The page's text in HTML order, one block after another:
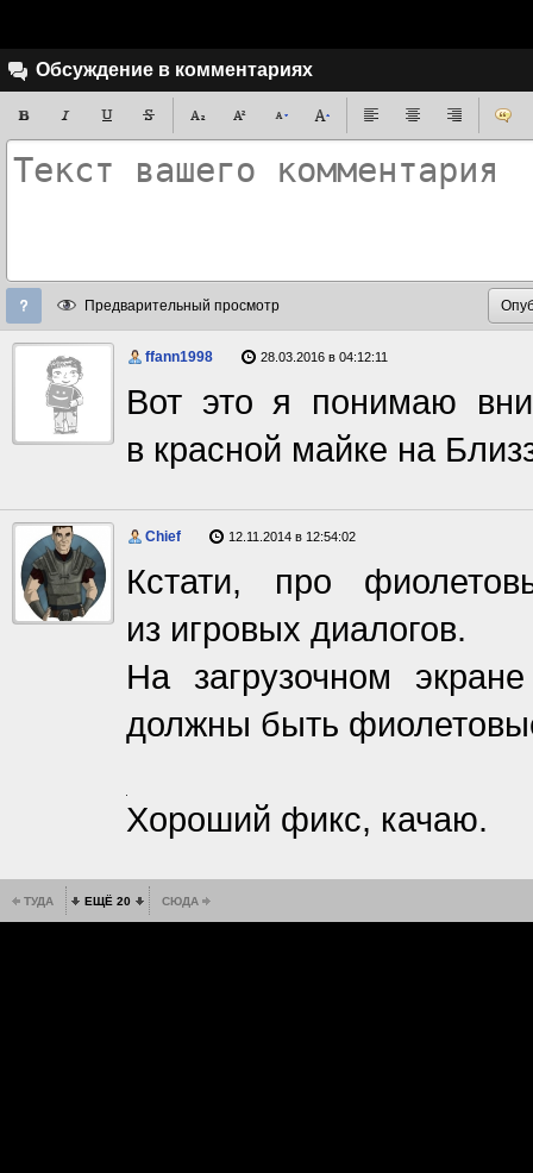
Обсуждение в комментариях
Предварительный просмотр
ffann1998 28.03.2016 в 04:12:11
Вот это я понимаю
в красной майке на
Chief 12.11.2014 в 12:54:02
Кстати, про
из игровых диалогов.
На загрузочном
должны быть
Хороший фикс, качаю.
ТУДА ЕЩЁ 20 СЮДА